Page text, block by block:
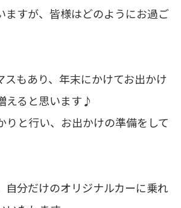
ますが、皆様はどのようにお過ご
スもあり、年末にかけてお出かけ
えると思います♪
りと行い、お出かけの準備をして
自分だけのオリジナルカーに乗れ